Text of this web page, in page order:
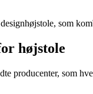
som
højstole
producenter, som